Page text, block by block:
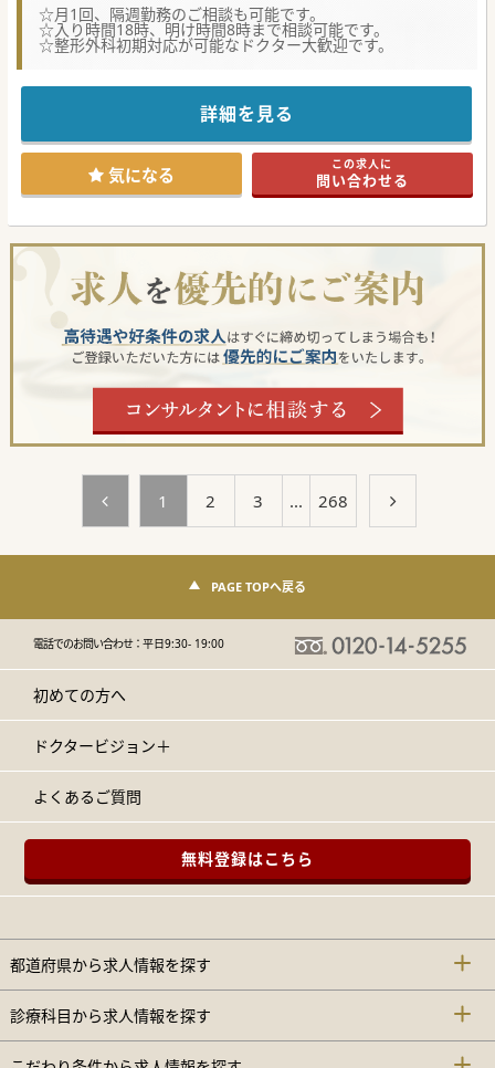
☆月1回、隔週勤務のご相談も可能です。
☆入り時間18時、明け時間8時まで相談可能です。
☆整形外科初期対応が可能なドクター大歓迎です。
詳細を見る
気になる この求人に
問い合わせる
1 2 3 ... 268
PAGE TOPへ戻る
電話でのお問い合わせ：平日9:30- 19:00
初めての方へ
ドクタービジョン＋
よくあるご質問
無料登録はこちら
都道府県から求人情報を探す
診療科目から求人情報を探す